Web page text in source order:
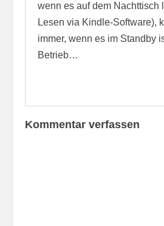
wenn es auf dem Nachttisch
Lesen via Kindle-Software),
immer, wenn es im Standby
Betrieb…
Kommentar verfassen